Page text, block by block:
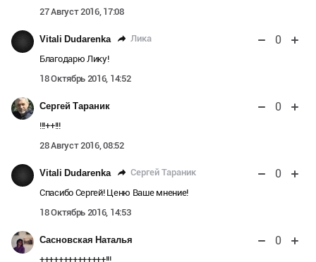
27 Август 2016, 17:08
Vitali Dudarenka Лика 0
Благодарю Лику!
18 Октябрь 2016, 14:52
Сергей Тараник 0
!!!++!!!
28 Август 2016, 08:52
Vitali Dudarenka Сергей Тараник 0
Спасибо Сергей! Ценю Ваше мнение!
18 Октябрь 2016, 14:53
Сасновская Наталья 0
++++++++++++++!!!